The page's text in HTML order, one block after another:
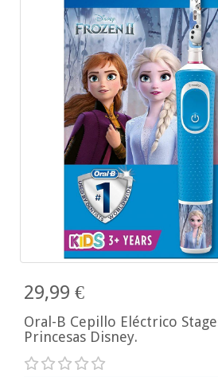
29,99 €
Oral-B Cepillo Eléctrico
Princesas Disney.